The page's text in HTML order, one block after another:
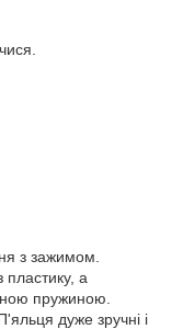
з зажимом.
пластику, а
пружиною.
дуже зручні і